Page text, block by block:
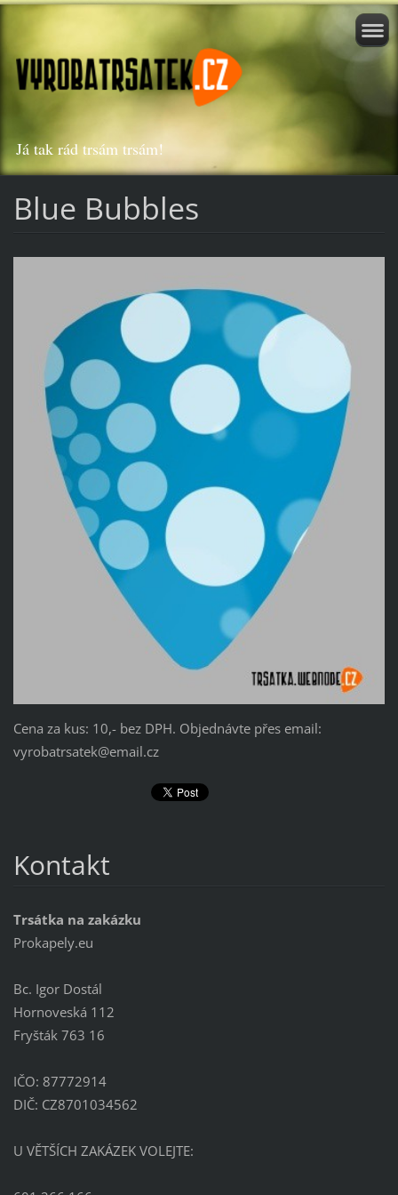
Já tak rád trsám trsám!
Blue Bubbles
Cena za kus: 10,- bez DPH. Objednávte přes email:
vyrobatrsatek@email.cz
Kontakt
Trsátka na zakázku
Prokapely.eu
Bc. Igor Dostál
Hornoveská 112
Fryšták 763 16
IČO: 87772914
DIČ: CZ8701034562
U VĚTŠÍCH ZAKÁZEK VOLEJTE: